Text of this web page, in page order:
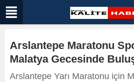
Arslantepe Maratonu
Malatya Gecesinde
Arslantepe Yarı Maratonu için